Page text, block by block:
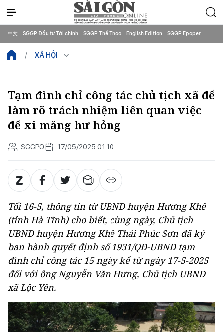
中文 SGGP Đầu tư Tài chính SGGP Thể Thao English Edition SGGP Epaper
XÃ HỘI
Tạm đình chỉ công tác chủ tịch xã để
làm rõ trách nhiệm liên quan việc
để xi măng hư hỏng
SGGPO 17/05/2025 01:10
Tối 16-5, thông tin từ UBND huyện Hương Khê
(tỉnh Hà Tĩnh) cho biết, cùng ngày, Chủ tịch
UBND huyện Hương Khê Thái Phúc Sơn đã ký
ban hành quyết định số 1931/QĐ-UBND tạm
đình chỉ công tác 15 ngày kể từ ngày 17-5-2025
đối với ông Nguyễn Văn Hưng, Chủ tịch UBND
xã Lộc Yên.